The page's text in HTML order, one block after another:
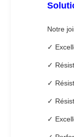
Notre
✓
✓
✓
✓
✓